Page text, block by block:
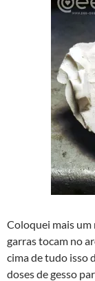
Coloquei mais um
garras tocam no
cima de tudo isso
doses de gesso